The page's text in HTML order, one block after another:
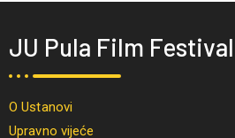
JU Pula Film Festival
O Ustanovi
Upravno vijeće